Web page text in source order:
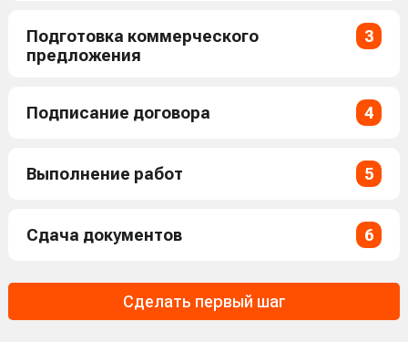
Подготовка коммерческого
предложения
3
Подписание договора 4
Выполнение работ 5
Сдача документов 6
Сделать первый шаг